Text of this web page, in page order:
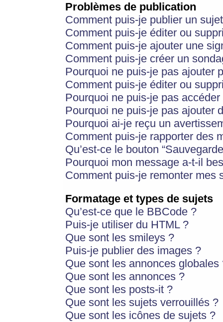
Problèmes de publication
Comment puis-je publier un
Comment puis-je éditer ou
Comment puis-je ajouter une
Comment puis-je créer un
Pourquoi ne puis-je pas ajouter
Comment puis-je éditer ou
Pourquoi ne puis-je pas
Pourquoi ne puis-je pas ajouter
Pourquoi ai-je reçu un
Comment puis-je rapporter des
Qu’est-ce le bouton
Pourquoi mon message a-t-il
Comment puis-je remonter mes
Formatage et types de sujets
Qu’est-ce que le BBCode ?
Puis-je utiliser du HTML ?
Que sont les smileys ?
Puis-je publier des images ?
Que sont les annonces globales
Que sont les annonces ?
Que sont les posts-it ?
Que sont les sujets verrouillés ?
Que sont les icônes de sujets ?